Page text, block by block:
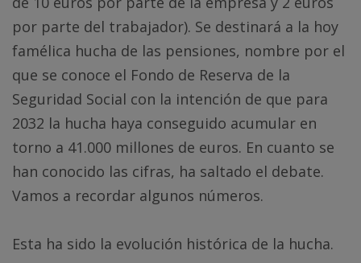
por parte del trabajador). Se destinará a la hoy
famélica hucha de las pensiones, nombre por el
que se conoce el Fondo de Reserva de la
Seguridad Social con la intención de que para
2032 la hucha haya conseguido acumular en
torno a 41.000 millones de euros. En cuanto se
han conocido las cifras, ha saltado el debate.
Vamos a recordar algunos números.
Esta ha sido la evolución histórica de la hucha.